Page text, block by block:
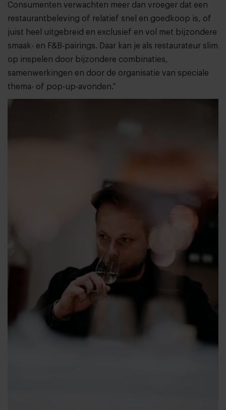
Consumenten verwachten meer dan vroeger dat een
restaurantbeleving of relatief snel en goedkoop is, of
juist heel uitgebreid en exclusief en vol met bijzondere
smaak- en F&B-pairings. Daar kan je als restaurateur slim
op inspelen door bijzondere combinaties,
samenwerkingen en door de organisatie van speciale
thema- of pop-up-avonden.”